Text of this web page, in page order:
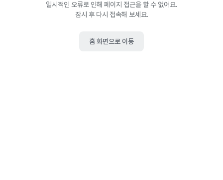
일시적인 오류로 인해 페이지 접근을 할 수 없어요.
잠시 후 다시 접속해 보세요.
홈 화면으로 이동